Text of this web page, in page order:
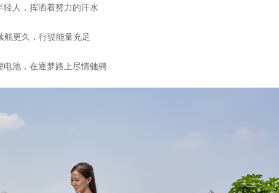
轻人，挥洒着努力的汗水
航更久，行驶能量充足
电池，在逐梦路上尽情驰骋